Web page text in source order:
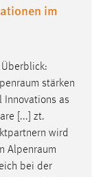
im
Überblick:
stärken
Innovations as
[...] zt.
wird
Alpenraum
bei der
anonym.
wie